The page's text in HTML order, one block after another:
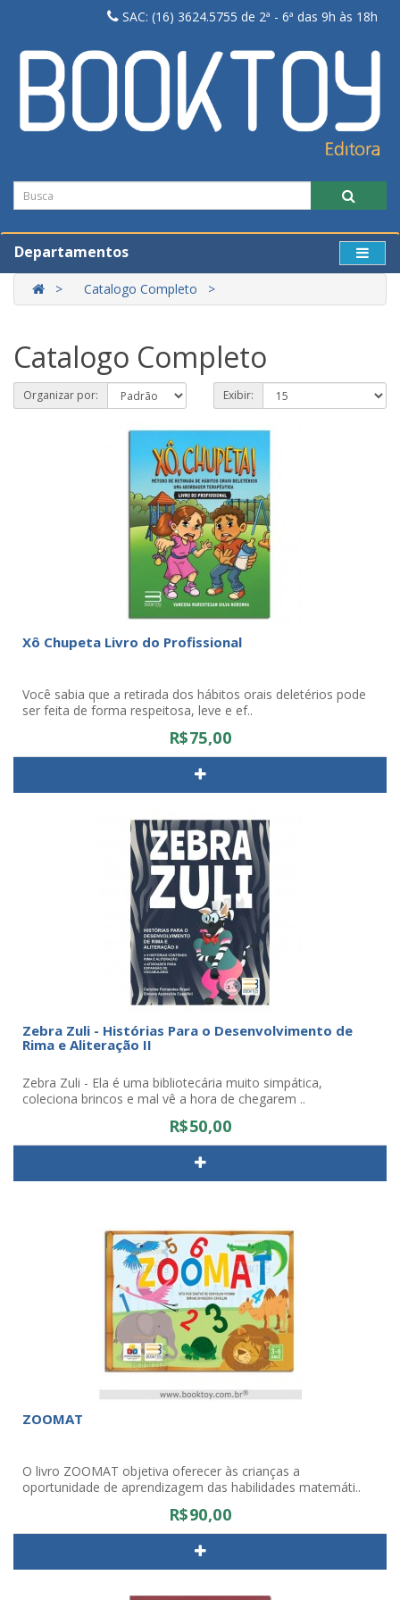
SAC: (16) 3624.5755 de 2ª - 6ª das 9h às 18h
Departamentos
Catalogo Completo
Catalogo Completo
Organizar por: Exibir:
Xô Chupeta Livro do Profissional
Você sabia que a retirada dos hábitos orais deletérios pode
ser feita de forma respeitosa, leve e ef..
R$75,00
Zebra Zuli - Histórias Para o Desenvolvimento de
Rima e Aliteração II
Zebra Zuli - Ela é uma bibliotecária muito simpática,
coleciona brincos e mal vê a hora de chegarem ..
R$50,00
ZOOMAT
O livro ZOOMAT objetiva oferecer às crianças a
oportunidade de aprendizagem das habilidades matemáti..
R$90,00